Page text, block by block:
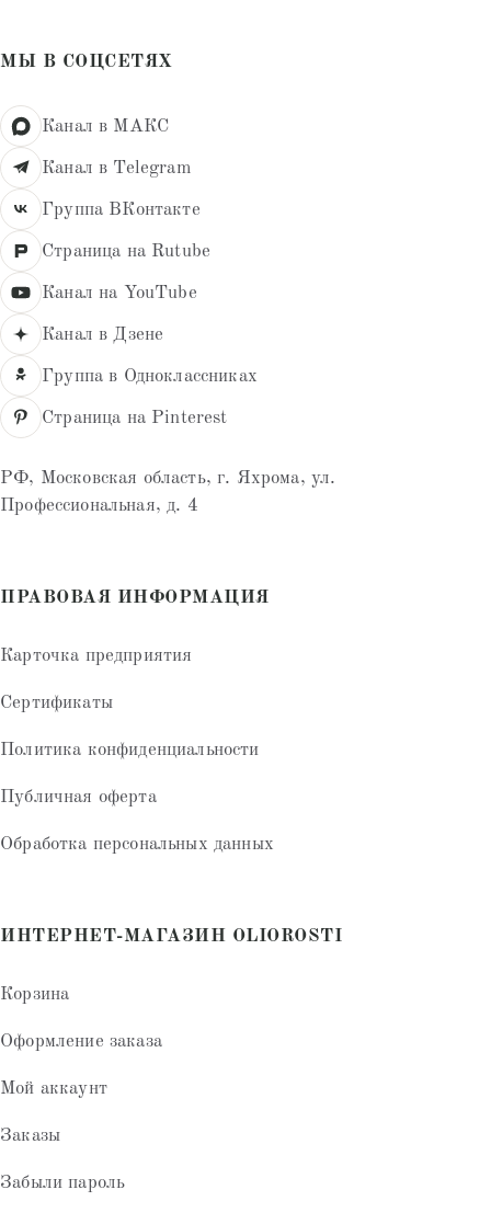
МЫ В СОЦСЕТЯХ
Канал в МАКС
Канал в Telegram
Группа ВКонтакте
Страница на Rutube
Канал на YouTube
Канал в Дзене
Группа в Одноклассниках
Страница на Pinterest
РФ, Московская область, г. Яхрома, ул.
Профессиональная, д. 4
ПРАВОВАЯ ИНФОРМАЦИЯ
Карточка предприятия
Сертификаты
Политика конфиденциальности
Публичная оферта
Обработка персональных данных
ИНТЕРНЕТ-МАГАЗИН OLIOROSTI
Корзина
Оформление заказа
Мой аккаунт
Заказы
Забыли пароль